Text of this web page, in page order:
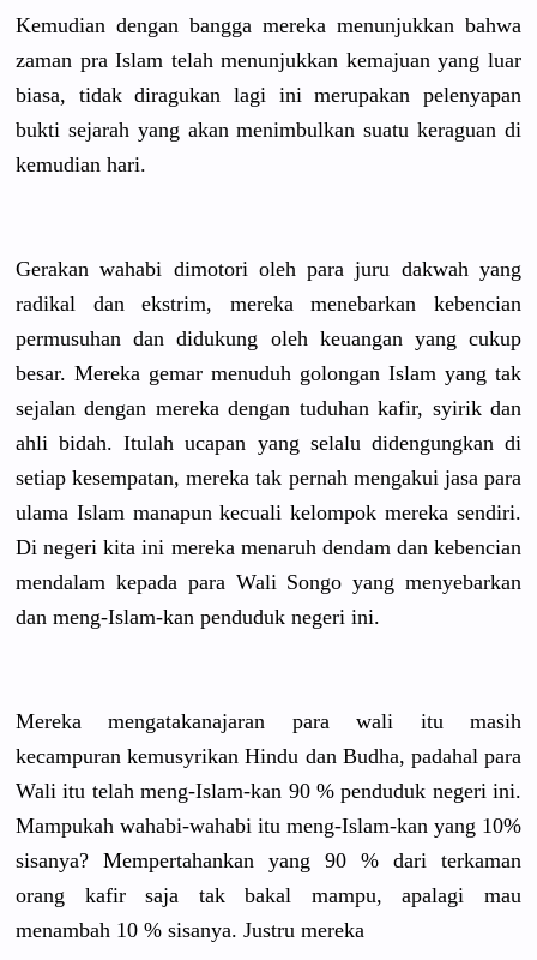
Kemudian dengan bangga mereka menunjukkan bahwa
zaman pra Islam telah menunjukkan kemajuan yang luar
biasa, tidak diragukan lagi ini merupakan pelenyapan
bukti sejarah yang akan menimbulkan suatu keraguan di
kemudian hari.
Gerakan wahabi dimotori oleh para juru dakwah yang
radikal dan ekstrim, mereka menebarkan kebencian
permusuhan dan didukung oleh keuangan yang cukup
besar. Mereka gemar menuduh golongan Islam yang tak
sejalan dengan mereka dengan tuduhan kafir, syirik dan
ahli bidah. Itulah ucapan yang selalu didengungkan di
setiap kesempatan, mereka tak pernah mengakui jasa para
ulama Islam manapun kecuali kelompok mereka sendiri.
Di negeri kita ini mereka menaruh dendam dan kebencian
mendalam kepada para Wali Songo yang menyebarkan
dan meng-Islam-kan penduduk negeri ini.
Mereka mengatakanajaran para wali itu masih
kecampuran kemusyrikan Hindu dan Budha, padahal para
Wali itu telah meng-Islam-kan 90 % penduduk negeri ini.
Mampukah wahabi-wahabi itu meng-Islam-kan yang 10%
sisanya? Mempertahankan yang 90 % dari terkaman
orang kafir saja tak bakal mampu, apalagi mau
menambah 10 % sisanya. Justru mereka